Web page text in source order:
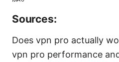
Sources:
Does vpn pro actually
vpn pro performance